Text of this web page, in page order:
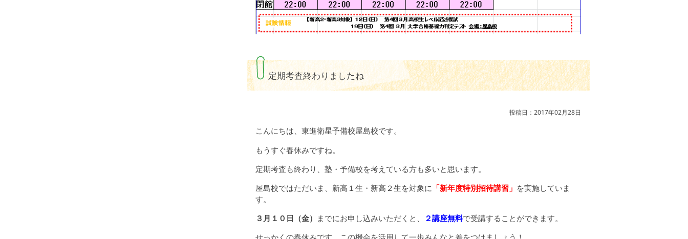
定期考査終わりましたね
投稿日：2017年02月28日
こんにちは、東進衛星予備校屋島校です。
もうすぐ春休みですね。
定期考査も終わり、塾・予備校を考えている方も多いと思います。
屋島校ではただいま、新高１生・新高２生を対象に 「新年度特別招待講習」 を実施していま
す。
３月１０日（金） までにお申し込みいただくと、 ２講座無料で受講することができます。